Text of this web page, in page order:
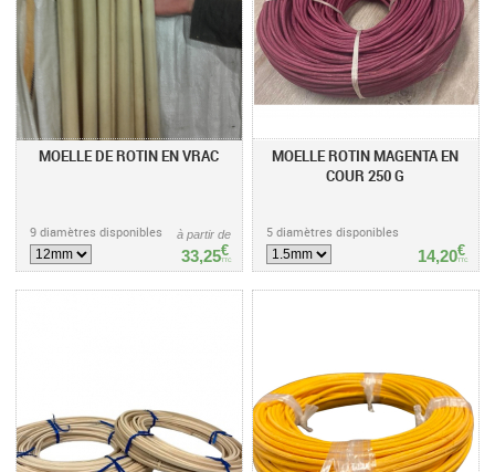
MOELLE DE ROTIN EN VRAC
9 diamètres disponibles
33,25€
TTC
à partir de
MOELLE ROTIN MAGENTA EN
COUR 250 G
5 diamètres disponibles
14,20€
TTC